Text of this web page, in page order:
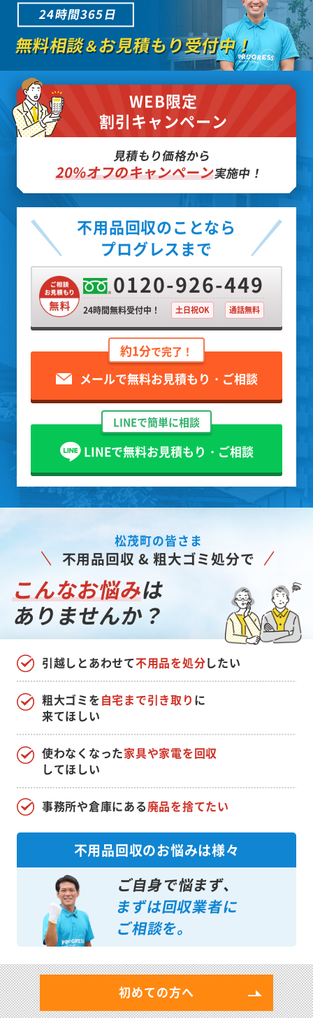
24時間365日
無料相談＆お見積もり受付中！
WEB限定
割引キャンペーン
見積もり価格から
20%オフのキャンペーン実施中！
不用品回収のことなら
プログレスまで
0120-926-449
24時間無料受付中！ 土日祝OK 通話無料
約1分で完了！
メールで無料お見積もり・ご相談
LINEで簡単に相談
LINEで無料お見積もり・ご相談
松茂町の皆さま
不用品回収 & 粗大ゴミ処分で
こんなお悩みは
ありませんか？
引越しとあわせて不用品を処分したい
使わなくなった家具や家電を回収
してほしい
粗大ゴミを自宅まで引き取り に
来てほしい
事務所や倉庫にある廃品を捨てたい
不用品回収のお悩みは様々
ご自身で悩まず、
まずは回収業者に
ご相談を。
初めての方へ